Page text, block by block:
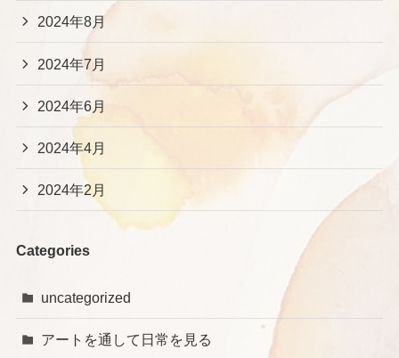
2024年8月
2024年7月
2024年6月
2024年4月
2024年2月
Categories
uncategorized
アートを通して日常を見る